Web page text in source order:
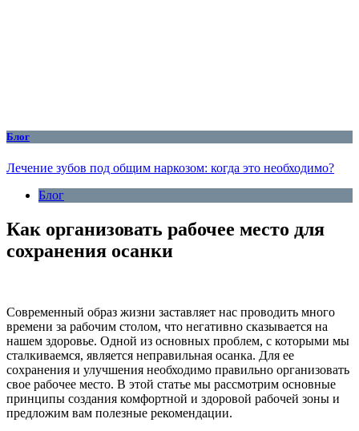
Блог
Лечение зубов под общим наркозом: когда это необходимо?
Блог
Как организовать рабочее место для
сохранения осанки
Современный образ жизни заставляет нас проводить много
времени за рабочим столом, что негативно сказывается на
нашем здоровье. Одной из основных проблем, с которыми мы
сталкиваемся, является неправильная осанка. Для ее
сохранения и улучшения необходимо правильно организовать
свое рабочее место. В этой статье мы рассмотрим основные
принципы создания комфортной и здоровой рабочей зоны и
предложим вам полезные рекомендации.